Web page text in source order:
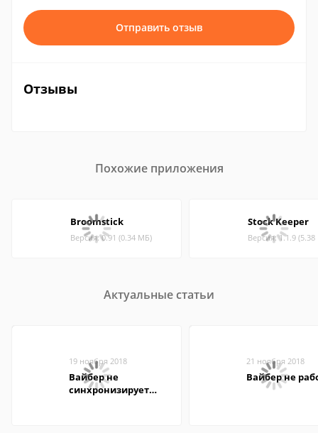
Отправить отзыв
Отзывы
Похожие приложения
Broomstick
Версия: 0.91 (0.34 МБ)
Stock Keeper
Версия: 1.1.9
Актуальные статьи
19 ноября 2018
Вайбер не
синхронизирует
21 ноября 2018
Вайбер не